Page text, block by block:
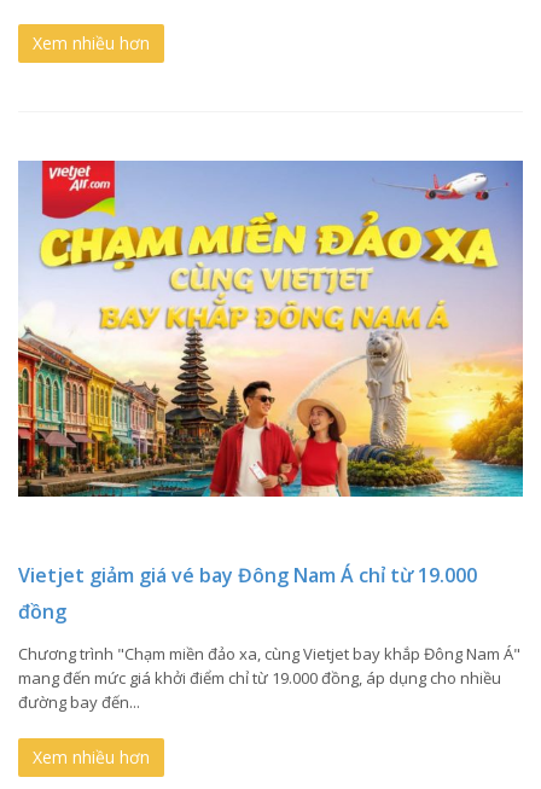
Xem nhiều hơn
Vietjet giảm giá vé bay Đông Nam Á chỉ từ 19.000
đồng
Chương trình "Chạm miền đảo xa, cùng Vietjet bay khắp Đông Nam Á"
mang đến mức giá khởi điểm chỉ từ 19.000 đồng, áp dụng cho nhiều
đường bay đến...
Xem nhiều hơn